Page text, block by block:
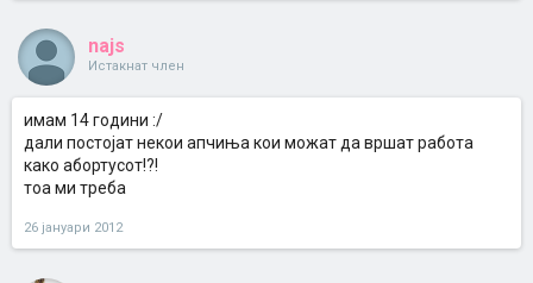
najs
Истакнат член
имам 14 години :/
дали постојат некои апчиња кои можат да вршат работа
како абортусот!?!
тоа ми треба
26 јануари 2012